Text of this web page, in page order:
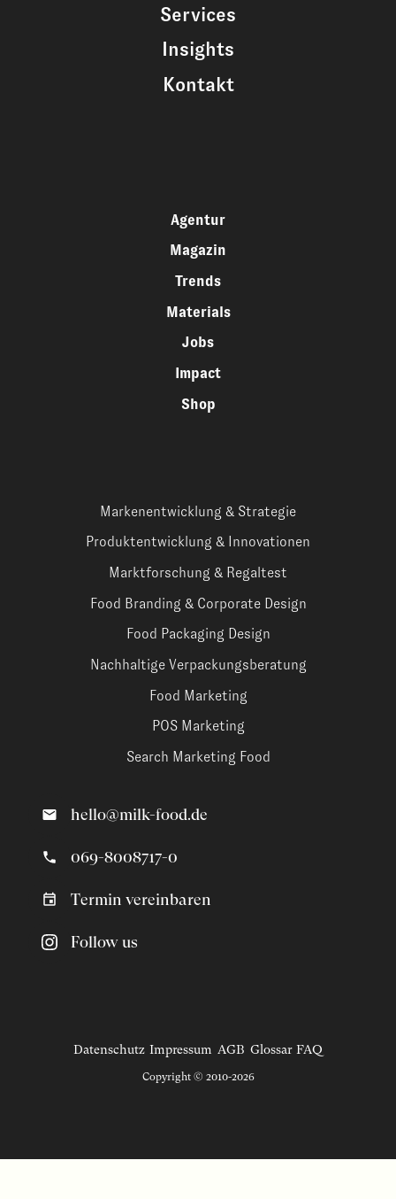
Services
Insights
Kontakt
Agentur
Magazin
Trends
Materials
Jobs
Impact
Shop
Markenentwicklung & Strategie
Produktentwicklung & Innovationen
Marktforschung & Regaltest
Food Branding & Corporate Design
Food Packaging Design
Nachhaltige Verpackungsberatung
Food Marketing
POS Marketing
Search Marketing Food
hello@milk-food.de
069-8008717-0
Termin vereinbaren
Follow us
Datenschutz Impressum AGB Glossar FAQ
Copyright © 2010-2026